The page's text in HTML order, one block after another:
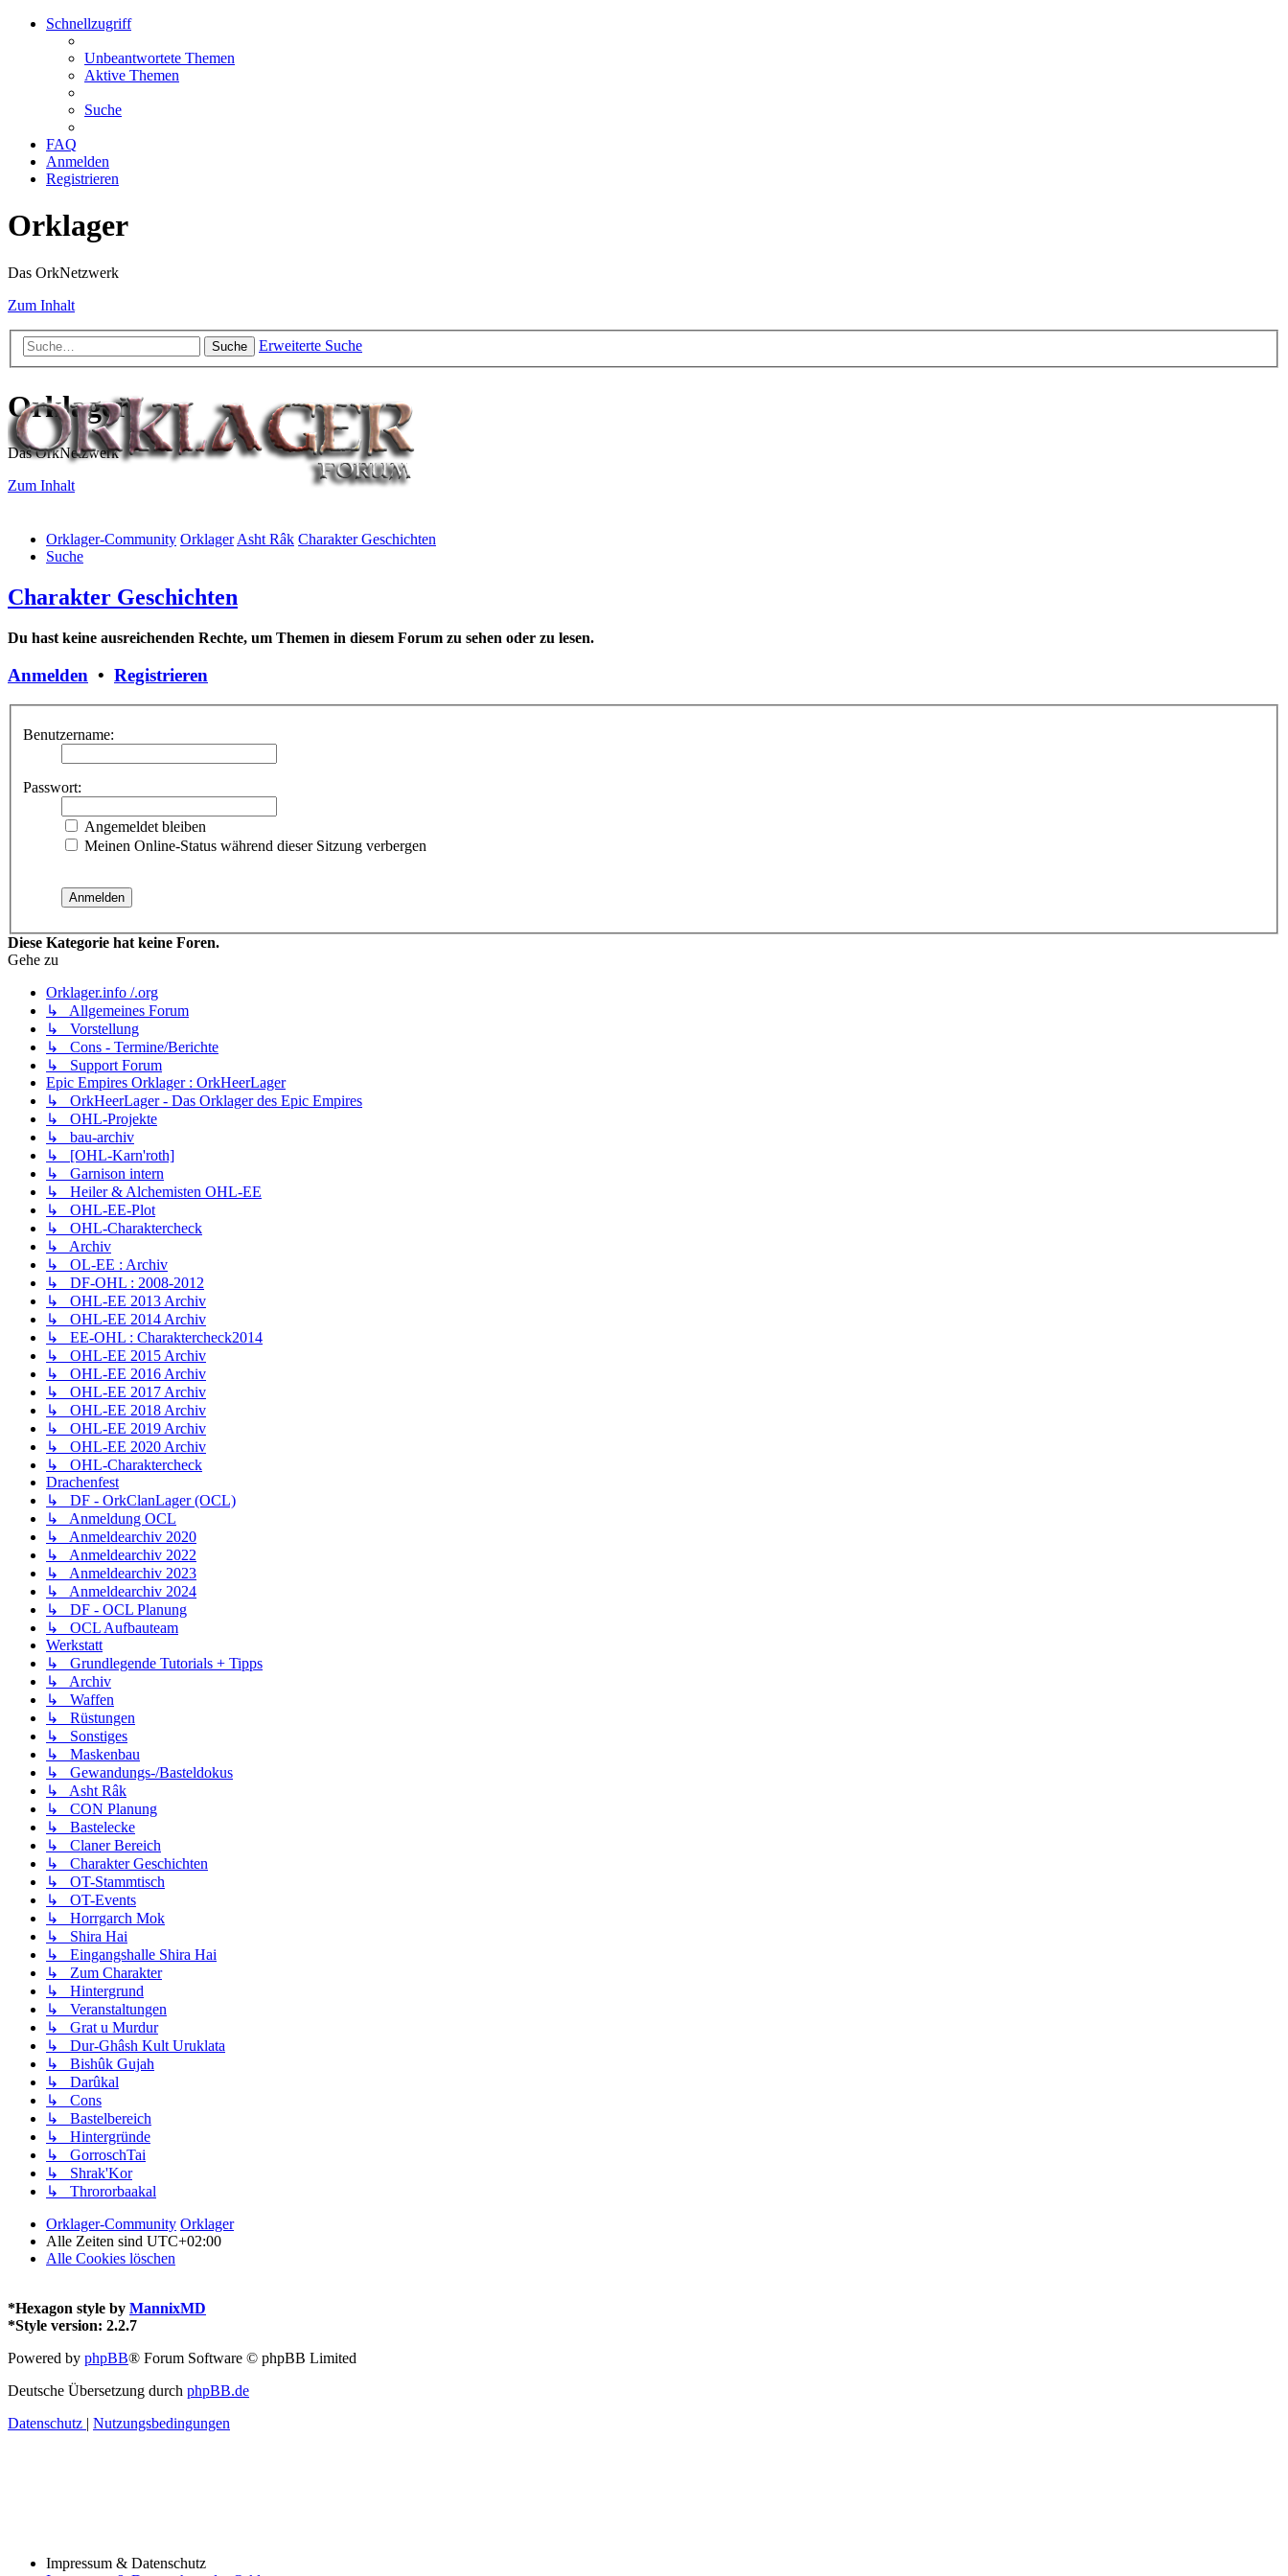
Schnellzugriff
Unbeantwortete Themen
Aktive Themen
Suche
FAQ
Anmelden
Registrieren
Orklager
Das OrkNetzwerk
Zum Inhalt
Suche Erweiterte Suche
Orklager
Das OrkNetzwerk
Zum Inhalt
Orklager-Community OrklagerAsht Râk Charakter Geschichten
Suche
Charakter Geschichten
Du hast keine ausreichenden Rechte, um Themen in diesem Forum zu sehen oder zu lesen.
Anmelden • Registrieren
Benutzername:
Passwort:
Angemeldet bleiben
Meinen Online-Status während dieser Sitzung verbergen
Diese Kategorie hat keine Foren.
Gehe zu
Orklager.info /.org
↳ Allgemeines Forum
↳ Vorstellung
↳ Cons - Termine/Berichte
↳ Support Forum
Epic Empires Orklager : OrkHeerLager
↳ OrkHeerLager - Das Orklager des Epic Empires
↳ OHL-Projekte
↳ bau-archiv
↳ [OHL-Karn'roth]
↳ Garnison intern
↳ Heiler & Alchemisten OHL-EE
↳ OHL-EE-Plot
↳ OHL-Charaktercheck
↳ Archiv
↳ OL-EE : Archiv
↳ DF-OHL : 2008-2012
↳ OHL-EE 2013 Archiv
↳ OHL-EE 2014 Archiv
↳ EE-OHL : Charaktercheck2014
↳ OHL-EE 2015 Archiv
↳ OHL-EE 2016 Archiv
↳ OHL-EE 2017 Archiv
↳ OHL-EE 2018 Archiv
↳ OHL-EE 2019 Archiv
↳ OHL-EE 2020 Archiv
↳ OHL-Charaktercheck
Drachenfest
↳ DF - OrkClanLager (OCL)
↳ Anmeldung OCL
↳ Anmeldearchiv 2020
↳ Anmeldearchiv 2022
↳ Anmeldearchiv 2023
↳ Anmeldearchiv 2024
↳ DF - OCL Planung
↳ OCL Aufbauteam
Werkstatt
↳ Grundlegende Tutorials + Tipps
↳ Archiv
↳ Waffen
↳ Rüstungen
↳ Sonstiges
↳ Maskenbau
↳ Gewandungs-/Basteldokus
↳ Asht Râk
↳ CON Planung
↳ Bastelecke
↳ Claner Bereich
↳ Charakter Geschichten
↳ OT-Stammtisch
↳ OT-Events
↳ Horrgarch Mok
↳ Shira Hai
↳ Eingangshalle Shira Hai
↳ Zum Charakter
↳ Hintergrund
↳ Veranstaltungen
↳ Grat u Murdur
↳ Dur-Ghâsh Kult Uruklata
↳ Bishûk Gujah
↳ Darûkal
↳ Cons
↳ Bastelbereich
↳ Hintergründe
↳ GorroschTai
↳ Shrak'Kor
↳ Thrororbaakal
Orklager-Community Orklager
Alle Zeiten sind UTC+02:00
Alle Cookies löschen
*Hexagon style by MannixMD
*Style version: 2.2.7
Powered by phpBB® Forum Software © phpBB Limited
Deutsche Übersetzung durch phpBB.de
Datenschutz | Nutzungsbedingungen
Impressum & Datenschutz